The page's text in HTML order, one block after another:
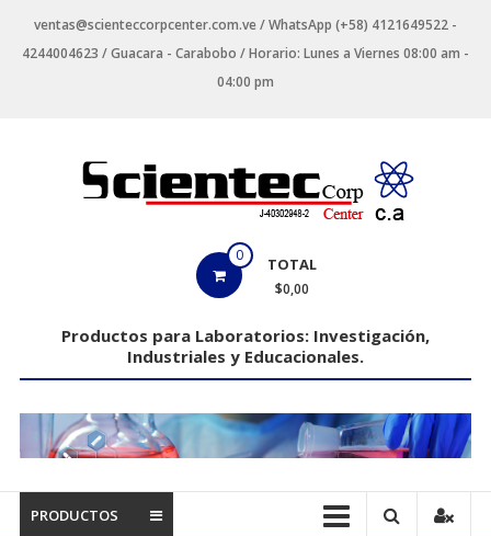
contenido
ventas@scienteccorpcenter.com.ve / WhatsApp (+58) 4121649522 -
4244004623 / Guacara - Carabobo / Horario: Lunes a Viernes 08:00 am -
04:00 pm
Laboratorios
Industriales
y
Educacionales.
0 TOTAL
$0,00
Productos para Laboratorios: Investigación,
Industriales y Educacionales.
PRODUCTOS